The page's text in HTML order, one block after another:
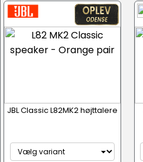
JBL Classic L82MK2 højttalere